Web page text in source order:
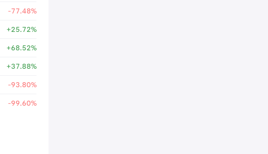
-77.48%
+25.72%
+68.52%
+37.88%
-93.80%
-99.60%